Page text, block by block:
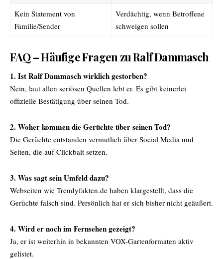
Kein Statement von
Familie/Sender
Verdächtig, wenn Betroffene
schweigen sollen
FAQ – Häufige Fragen zu Ralf Dammasch
1. Ist Ralf Dammasch wirklich gestorben?
Nein, laut allen seriösen Quellen lebt er. Es gibt keinerlei
offizielle Bestätigung über seinen Tod.
2. Woher kommen die Gerüchte über seinen Tod?
Die Gerüchte entstanden vermutlich über Social Media und
Seiten, die auf Clickbait setzen.
3. Was sagt sein Umfeld dazu?
Webseiten wie Trendyfakten.de haben klargestellt, dass die
Gerüchte falsch sind. Persönlich hat er sich bisher nicht geäußert.
4. Wird er noch im Fernsehen gezeigt?
Ja, er ist weiterhin in bekannten VOX-Gartenformaten aktiv
gelistet.